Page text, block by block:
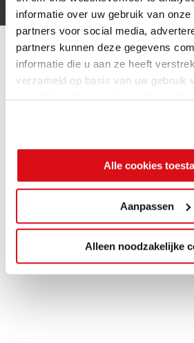
informatie over uw gebruik van
partners voor social media,
partners kunnen deze gegevens
informatie die u aan ze heeft
verzameld op basis van uw gebruik
gaat akkoord met onze cookies als
Alle cookies
Aanpassen
Alleen noodzakelijke